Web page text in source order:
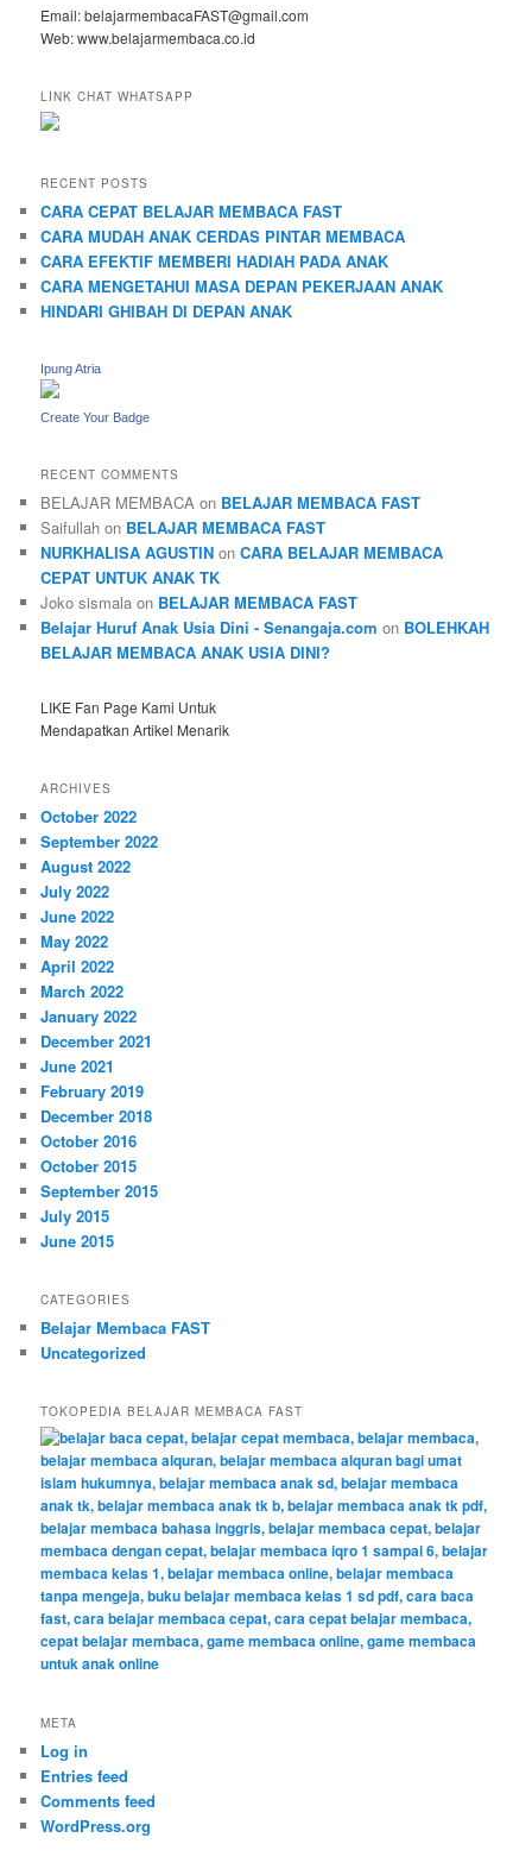
Email: belajarmembacaFAST@gmail.com
Web: www.belajarmembaca.co.id
LINK CHAT WHATSAPP
RECENT POSTS
CARA CEPAT BELAJAR MEMBACA FAST
CARA MUDAH ANAK CERDAS PINTAR MEMBACA
CARA EFEKTIF MEMBERI HADIAH PADA ANAK
CARA MENGETAHUI MASA DEPAN PEKERJAAN ANAK
HINDARI GHIBAH DI DEPAN ANAK
Ipung Atria
Create Your Badge
RECENT COMMENTS
BELAJAR MEMBACA on BELAJAR MEMBACA FAST
Saifullah on BELAJAR MEMBACA FAST
NURKHALISA AGUSTIN onCARA BELAJAR MEMBACA
CEPAT UNTUK ANAK TK
Joko sismala on BELAJAR MEMBACA FAST
Belajar Huruf Anak Usia Dini - Senangaja.com on BOLEHKAH
BELAJAR MEMBACA ANAK USIA DINI?
LIKE Fan Page Kami Untuk
Mendapatkan Artikel Menarik
ARCHIVES
October 2022
September 2022
August 2022
July 2022
June 2022
May 2022
April 2022
March 2022
January 2022
December 2021
June 2021
February 2019
December 2018
October 2016
October 2015
September 2015
July 2015
June 2015
CATEGORIES
Belajar Membaca FAST
Uncategorized
TOKOPEDIA BELAJAR MEMBACA FAST
META
Log in
Entries feed
Comments feed
WordPress.org